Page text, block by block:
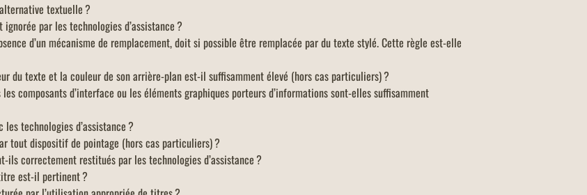
textuelle ?
par les technologies d’assistance ?
d’un mécanisme de remplacement, doit si possible être remplacée par du texte stylé. Cette règle est-elle
du texte et la couleur de son arrière-plan est-il suffisamment élevé (hors cas particuliers) ?
composants d’interface ou les éléments graphiques porteurs d’informations sont-elles suffisamment
technologies d’assistance ?
tout dispositif de pointage (hors cas particuliers) ?
ils correctement restitués par les technologies d’assistance ?
est-il pertinent ?